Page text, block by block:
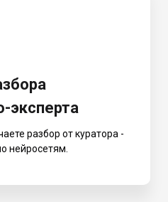
эксперта
разбор от куратора -
нейросетям.